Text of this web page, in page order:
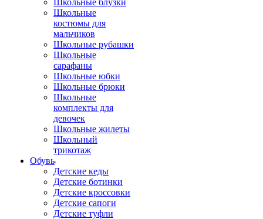
Школьные блузки
Школьные
костюмы для
мальчиков
Школьные рубашки
Школьные
сарафаны
Школьные юбки
Школьные брюки
Школьные
комплекты для
девочек
Школьные жилеты
Школьный
трикотаж
Обувь
Детские кеды
Детские ботинки
Детские кроссовки
Детские сапоги
Детские туфли